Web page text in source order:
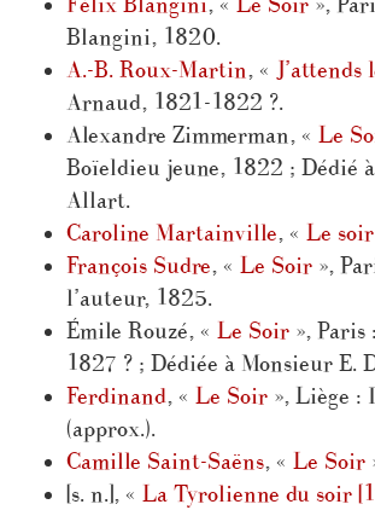
Blangini, 1820.
A.-B. Roux-Martin, « J’attends
Arnaud, 1821-1822 ?.
Alexandre Zimmerman, « Le
Boïeldieu jeune, 1822 ; Dédié
Allart.
Caroline Martainville, « Le soir
François Sudre, « Le Soir »,
l’auteur, 1825.
Émile Rouzé, « Le Soir », Paris
1827 ? ; Dédiée à Monsieur E.
Ferdinand, « Le Soir », Liège :
(approx.).
Camille Saint-Saëns, « Le Soir
[s. n.], « La Tyrolienne du soir